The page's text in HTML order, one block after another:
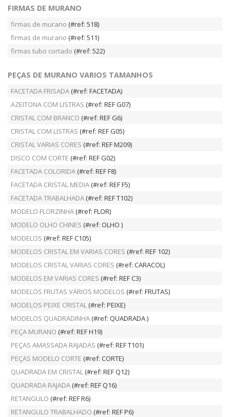
FIRMAS DE MURANO
firmas de murano (#ref: 518)
firmas de murano (#ref: 511)
firmas tubo cortado (#ref: 522)
PEÇAS DE MURANO VARIOS TAMANHOS
FACETADA FRISADA (#ref: FACETADA)
AZEITONA COM LISTRAS (#ref: REF G07)
CRISTAL COM BRANCO (#ref: REF G6)
CRISTAL COM LISTRAS (#ref: REF G05)
CRISTAL VARIAS CORES (#ref: REF M209)
DISCO COM CORTE (#ref: REF G02)
FACETADA COLORIDA (#ref: REF F8)
FACETADA CRISTAL MEDIA(#ref: REF F5)
FACETADA TRABALHADA (#ref: REF T102)
MODELO FLORZINHA(#ref: FLOR)
MODELO OLHO CHINES (#ref: OLHO )
MODELOS (#ref: REF C105)
MODELOS CRISTAL EM VARIAS CORES (#ref: REF 102)
MODELOS CRISTAL VARIAS CORES (#ref: CARACOL)
MODELOS EM VARIAS CORES (#ref: REF C3)
MODELOS FRUTAS VÁRIOS MODELOS (#ref: FRUTAS)
MODELOS PEIXE CRISTAL (#ref: PEIXE)
MODELOS QUADRADINHA(#ref: QUADRADA )
PEÇA MURANO (#ref: REF H19)
PEÇAS AMASSADA RAJADAS (#ref: REF T101)
PEÇAS MODELO CORTE (#ref: CORTE)
QUADRADA EM CRISTAL(#ref: REF Q12)
QUADRADA RAJADA (#ref: REF Q16)
RETANGULO (#ref: REF R6)
RETANGULO TRABALHADO (#ref: REF P6)